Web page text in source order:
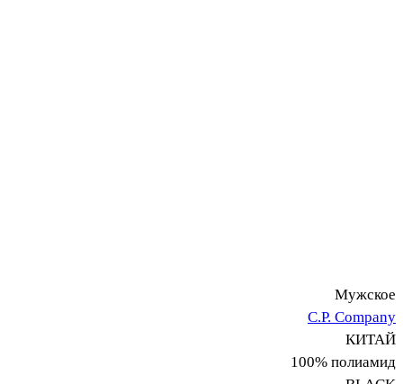
Мужское
C.P. Company
КИТАЙ
100% полиамид